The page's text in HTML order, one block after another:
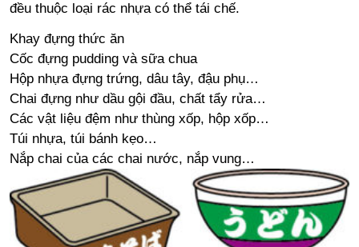
đều thuộc loại rác nhựa có thể tái chế.
Khay đựng thức ăn
Cốc đựng pudding và sữa chua
Hộp nhựa đựng trứng, dâu tây, đậu phụ…
Chai đựng như dầu gội đầu, chất tẩy rửa…
Các vật liệu đệm như thùng xốp, hộp xốp…
Túi nhựa, túi bánh kẹo…
Nắp chai của các chai nước, nắp vung…